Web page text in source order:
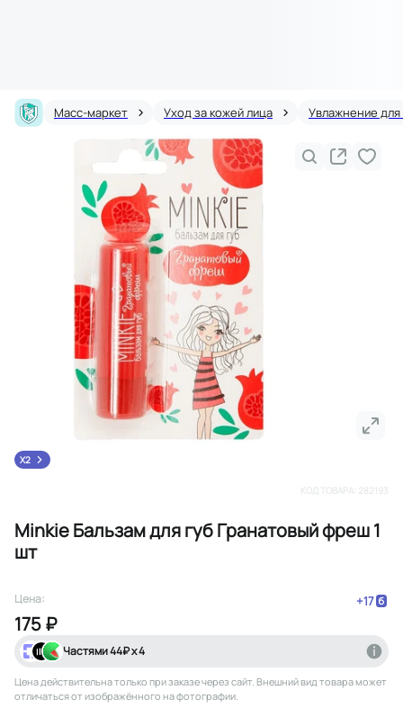
Масс-маркет Уход за кожей лица Увлажнение для
Minkie Бальзам для губ Гранатовый фреш 1
шт
X2
Цена: +17
175 ₽
Частями44₽ х 4
Цена действительна только при заказе через сайт. Внешний вид товара может
отличаться от изображённого на фотографии.